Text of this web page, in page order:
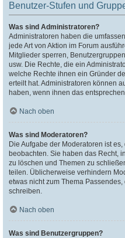
Benutzer-Stufen und
Was sind Administratoren?
Administratoren haben die
jede Art von Aktion im Forum
Mitglieder sperren,
usw. Die Rechte, die ein
welche Rechte ihnen ein Gründer
erteilt hat. Administratoren können
haben, wenn ihnen das
Nach oben
Was sind Moderatoren?
Die Aufgabe der Moderatoren ist
beobachten. Sie haben das Recht,
zu löschen und Themen zu
teilen. Üblicherweise verhindern
etwas nicht zum Thema
schreiben.
Nach oben
Was sind Benutzergruppen?